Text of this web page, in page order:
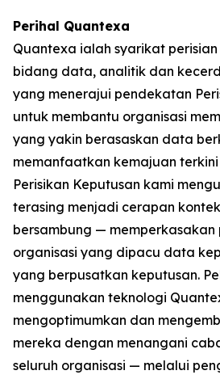
Perihal Quantexa
Quantexa ialah syarikat
bidang data, analitik dan
yang menerajui pendekatan
untuk membantu organisasi
yang yakin berasaskan data
memanfaatkan kemajuan
Perisikan Keputusan kami
terasing menjadi cerapan
bersambung —
organisasi yang dipacu data
yang berpusatkan keputusan.
menggunakan teknologi
mengoptimumkan dan
mereka dengan menangani
seluruh organisasi — melalui